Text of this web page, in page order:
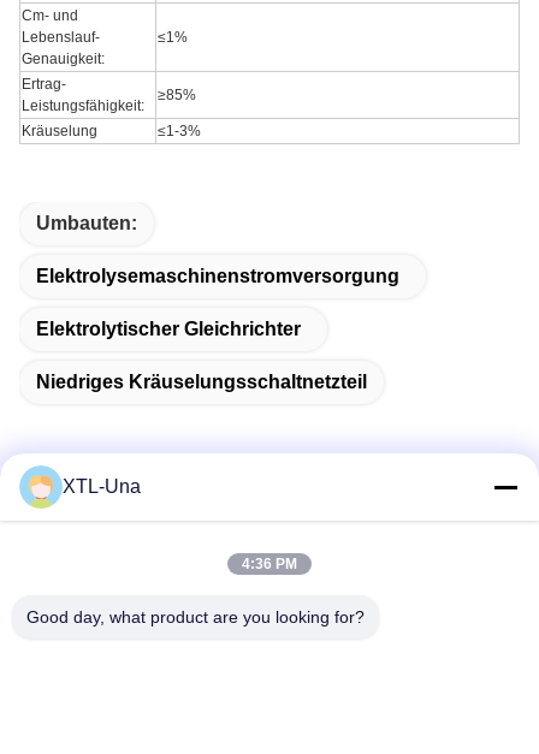
Cm- und
Lebenslauf-
Genauigkeit:
≤1%
Ertrag-
Leistungsfähigkeit:
≥85%
Kräuselung ≤1-3%
Umbauten:
Elektrolysemaschinenstromversorgung
Elektrolytischer Gleichrichter
Niedriges Kräuselungsschaltnetzteil
Schnelle Kontaktaufnahme
Nr. 327, Xingye-Straße, Industrie-Ostbereich, Xindu,
XTL-Una
4:36 PM
Good day, what product are you looking for?